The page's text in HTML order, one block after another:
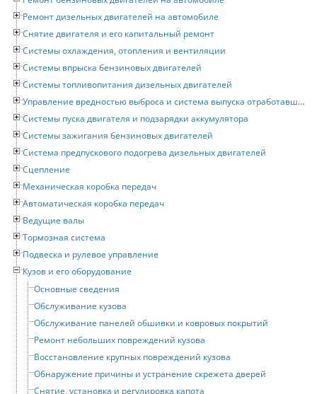
Ремонт дизельных двигателей на автомобиле
Снятие двигателя и его капитальный ремонт
Системы охлаждения, отопления и вентиляции
Системы впрыска бензиновых двигателей
Системы топливопитания дизельных двигателей
Управление вредностью выброса и система выпуска отработавших газов
Системы пуска двигателя и подзарядки аккумулятора
Системы зажигания бензиновых двигателей
Система предпускового подогрева дизельных двигателей
Сцепление
Механическая коробка передач
Автоматическая коробка передач
Ведущие валы
Тормозная система
Подвеска и рулевое управление
Кузов и его оборудование
Основные сведения
Обслуживание кузова
Обслуживание панелей обшивки и ковровых покрытий
Ремонт небольших повреждений кузова
Восстановление крупных повреждений кузова
Обнаружение причины и устранение скрежета дверей
Снятие, установка и регулировка капота